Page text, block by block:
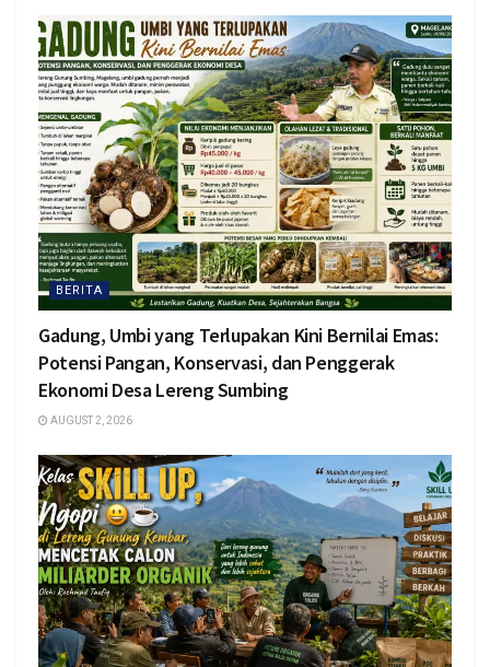
BERITA
Gadung, Umbi yang Terlupakan Kini Bernilai Emas:
Potensi Pangan, Konservasi, dan Penggerak
Ekonomi Desa Lereng Sumbing
AUGUST 2, 2026